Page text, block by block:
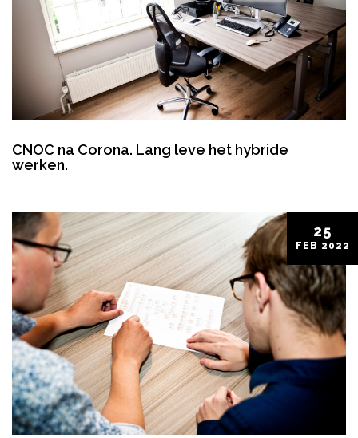
CNOC na Corona. Lang leve het hybride
werken.
25
FEB 2022